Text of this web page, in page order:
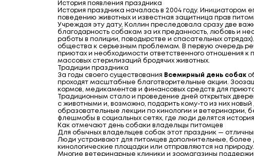
История появления праздника
История праздника началась в 2004 году. Инициатором
поведению животных и известная защитница прав
Учреждая эту дату, Коллин преследовала сразу две
благодарность собакам за их преданность, любовь и
работы в полиции, поводырстве и спасательных
общества к серьезным проблемам. В первую очередь
приютах и необходимости ответственного отношения к
массовых стерилизаций бродячих животных.
Традиции праздника
За годы своего существования
Всемирный день собак
проходят масштабные благотворительные акции.
кормов, медикаментов и финансовых средств для
Традиционным стало и проведение дней открытых
с животными и, возможно, подарить кому-то из них
образовательные лекции по кинологии и ветеринарии,
флешмобы в социальных сетях, где люди делятся
Как отмечают день собаки владельцы питомцев
Для обычных владельцев собак этот праздник —
Люди устраивают для питомцев дополнительные,
кинологические площадки или отправляются на природу.
Многие ветеринарные клиники и зоомагазины